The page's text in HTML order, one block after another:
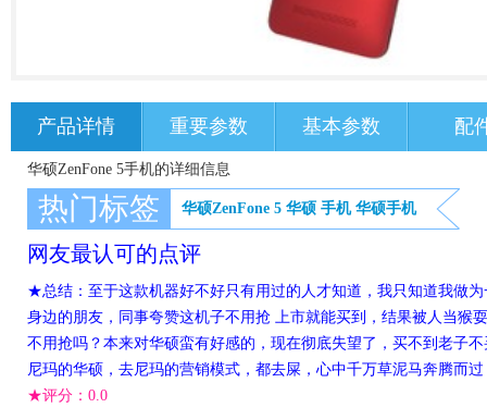
产品详情 重要参数 基本参数 配
华硕ZenFone 5手机的详细信息
热门标签 华硕ZenFone 5 华硕 手机 华硕手机
网友最认可的点评
★总结：至于这款机器好不好只有用过的人才知道，我只知道我做
身边的朋友，同事夸赞这机子不用抢 上市就能买到，结果被人当猴
不用抢吗？本来对华硕蛮有好感的，现在彻底失望了，买不到老子
尼玛的华硕，去尼玛的营销模式，都去屎，心中千万草泥马奔腾而
★评分： 0.0